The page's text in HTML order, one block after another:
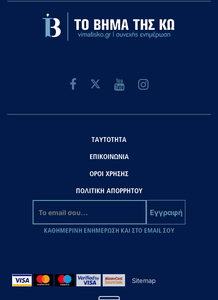
ΤΑΥΤΟΤΗΤΑ
ΕΠΙΚΟΙΝΩΝΙΑ
ΟΡΟΙ ΧΡΗΣΗΣ
ΠΟΛΙΤΙΚΗ ΑΠΟΡΡΗΤΟΥ
Εγγραφή
ΚΑΘΗΜΕΡΙΝΗ ΕΝΗΜΕΡΩΣΗ ΚΑΙ ΣΤΟ EMAIL ΣΟΥ
Sitemap